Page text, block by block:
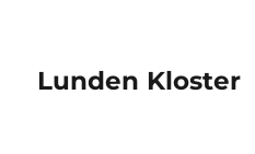
Lunden Kloster